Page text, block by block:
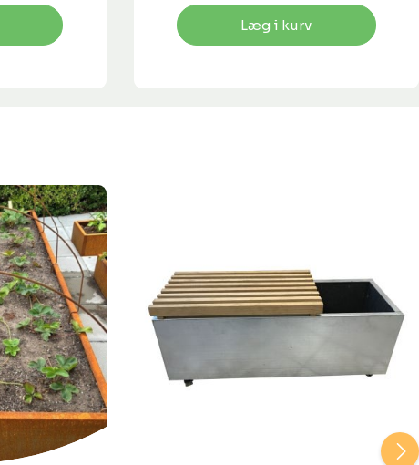
Læg i kurv